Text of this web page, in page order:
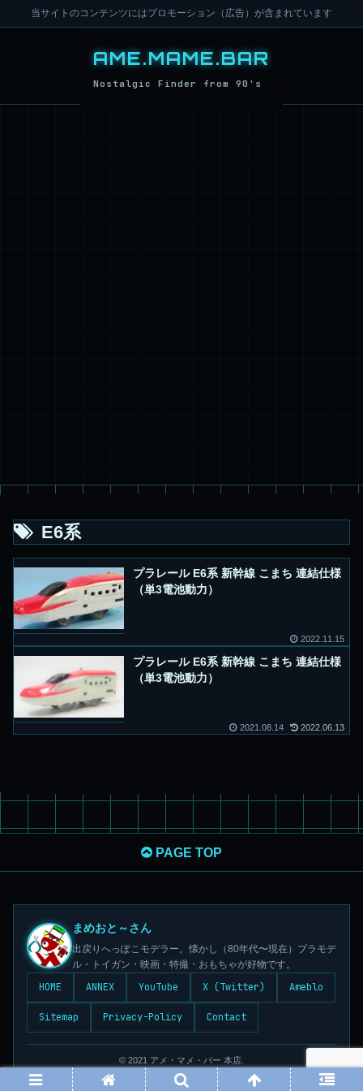
当サイトのコンテンツにはプロモーション（広告）が含まれています
E6系
プラレール E6系 新幹線 こまち 連結仕様
（単3電池動力）
2022.11.15
プラレール E6系 新幹線 こまち 連結仕様
（単3電池動力）
2021.08.14 2022.06.13
PAGE TOP
まめおと～さん
出戻りへっぽこモデラー。懐かし（80年代〜現在）プラモデ
ル・トイガン・映画・特撮・おもちゃが好物です。
HOME ANNEX YouTube X (Twitter) Ameblo
Sitemap Privacy-Policy Contact
© 2021 アメ・マメ・バー 本店.